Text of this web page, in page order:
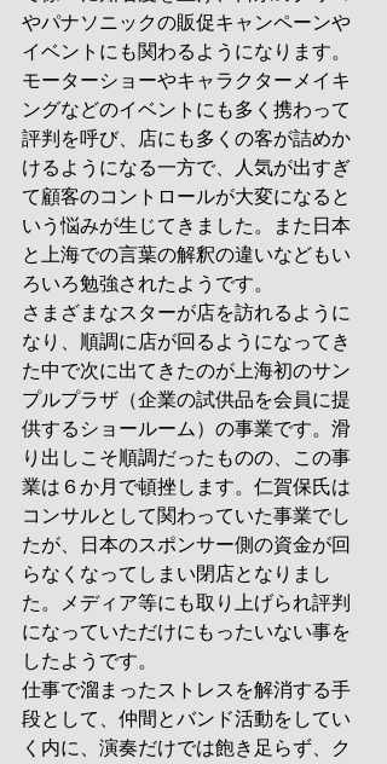
やパナソニックの販促キャンペーンや
イベントにも関わるようになります。
モーターショーやキャラクターメイキ
ングなどのイベントにも多く携わって
評判を呼び、店にも多くの客が詰めか
けるようになる一方で、人気が出すぎ
て顧客のコントロールが大変になると
いう悩みが生じてきました。また日本
と上海での言葉の解釈の違いなどもい
ろいろ勉強されたようです。
さまざまなスターが店を訪れるように
なり、順調に店が回るようになってき
た中で次に出てきたのが上海初のサン
プルプラザ（企業の試供品を会員に提
供するショールーム）の事業です。滑
り出しこそ順調だったものの、この事
業は６か月で頓挫します。仁賀保氏は
コンサルとして関わっていた事業でし
たが、日本のスポンサー側の資金が回
らなくなってしまい閉店となりまし
た。メディア等にも取り上げられ評判
になっていただけにもったいない事を
したようです。
仕事で溜まったストレスを解消する手
段として、仲間とバンド活動をしてい
く内に、演奏だけでは飽き足らず、ク